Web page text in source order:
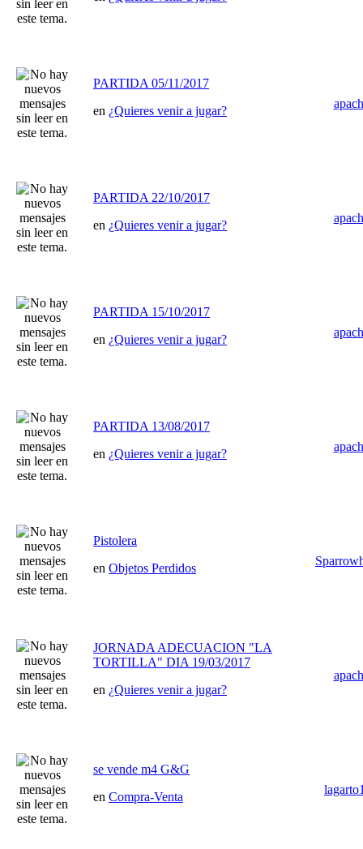
PARTIDA 05/11/2017
en ¿Quieres venir a jugar?
PARTIDA 22/10/2017
en ¿Quieres venir a jugar?
PARTIDA 15/10/2017
en ¿Quieres venir a jugar?
PARTIDA 13/08/2017
en ¿Quieres venir a jugar?
Pistolera
en Objetos Perdidos
JORNADA ADECUACION "LA
TORTILLA" DIA 19/03/2017
en ¿Quieres venir a jugar?
se vende m4 G&G
en Compra-Venta